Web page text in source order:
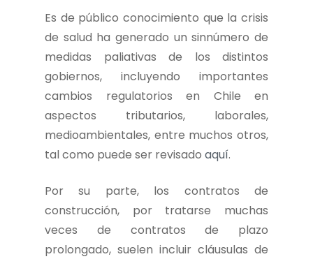
Es de público conocimiento que la crisis
de salud ha generado un sinnúmero de
medidas paliativas de los distintos
gobiernos, incluyendo importantes
cambios regulatorios en Chile en
aspectos tributarios, laborales,
medioambientales, entre muchos otros,
tal como puede ser revisado aquí.
Por su parte, los contratos de
construcción, por tratarse muchas
veces de contratos de plazo
prolongado, suelen incluir cláusulas de